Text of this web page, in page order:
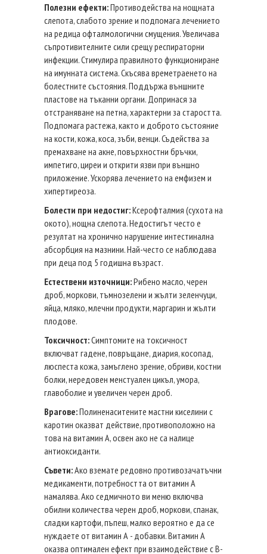
Полезни ефекти:Противодейства на нощната
слепота, слабото зрение и подпомага лечението
на редица офталмологични смущения. Увеличава
съпротивителните сили срещу респираторни
инфекции. Стимулира правилното функциониране
на имунната система. Скъсява времетраенето на
болестните състояния. Поддържа външните
пластове на тъканни органи. Допринася за
отстраняване на петна, характерни за старостта.
Подпомага растежа, както и доброто състояние
на кости, кожа, коса, зъби, венци. Съдейства за
премахване на акне, повърхностни бръчки,
импетиго, циреи и открити язви при външно
приложение. Ускорява лечението на емфизем и
хипертиреоза.
Болести при недостиг:Ксерофталмия (сухота на
окото), нощна слепота. Недостигът често е
резултат на хронично нарушение интестинална
абсорбция на мазнини. Най-често се наблюдава
при деца под 5 годишна възраст.
Естествени източници:Рибено масло, черен
дроб, моркови, тъмнозелени и жълти зеленчуци,
яйца, мляко, млечни продукти, маргарин и жълти
плодове.
Токсичност:Симптомите на токсичност
включват гадене, повръщане, диария, косопад,
люспеста кожа, замъглено зрение, обриви, костни
болки, нередовен менстуален цикъл, умора,
главоболие и увеличен черен дроб.
Врагове:Полиненаситените мастни киселини с
каротин оказват действие, противоположно на
това на витамин А, освен ако не са налице
антиоксиданти.
Съвети:Ако вземате редовно противозачатъчни
медикаменти, потребността от витамин А
намалява. Ако седмичното ви меню включва
обилни количества черен дроб, моркови, спанак,
сладки картофи, пъпеш, малко вероятно е да се
нуждаете от витамин А - добавки. Витамин А
оказва оптимален ефект при взаимодействие с В-